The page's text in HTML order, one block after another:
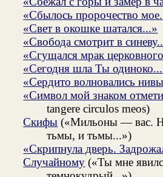
«Сбылось пророчество
«Свет в окошке шатался...»
«Свобода смотрит в
«Сгущался мрак
«Сегодня шла Ты
«Сердито волновались
«Символ мой знаком
tangere circulos meos)
Скифы («Мильоны — вас.
тьмы, и тьмы...»)
«Скрипнула дверь.
Случайному («Ты мне